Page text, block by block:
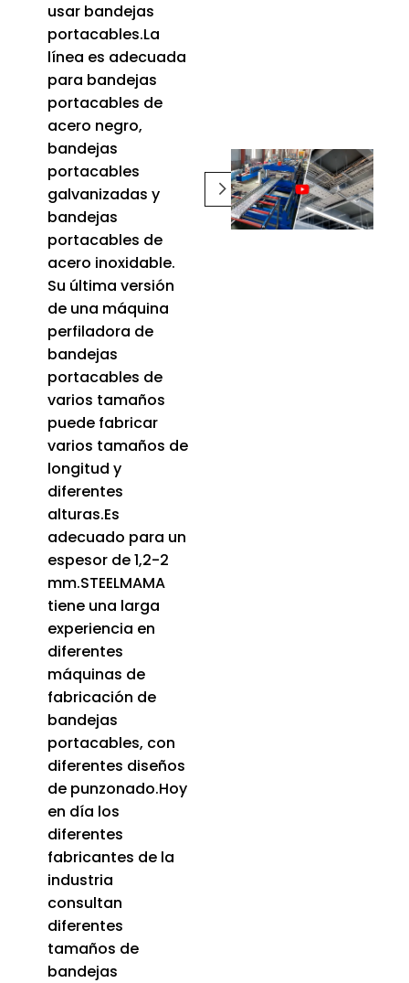
usar bandejas
portacables.La
línea es adecuada
para bandejas
portacables de
acero negro,
bandejas
portacables
galvanizadas y
bandejas
portacables de
acero inoxidable.
Su última versión
de una máquina
perfiladora de
bandejas
portacables de
varios tamaños
puede fabricar
varios tamaños de
longitud y
diferentes
alturas.Es
adecuado para un
espesor de 1,2-2
mm.STEELMAMA
tiene una larga
experiencia en
diferentes
máquinas de
fabricación de
bandejas
portacables, con
diferentes diseños
de punzonado.Hoy
en día los
diferentes
fabricantes de la
industria
consultan
diferentes
tamaños de
bandejas